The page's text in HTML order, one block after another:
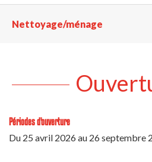
Nettoyage/ménage
Périodes d'ouverture
Du 25 avril 2026au 26 septembre